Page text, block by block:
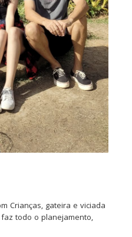
Crianças, gateira e viciada
todo o planejamento,